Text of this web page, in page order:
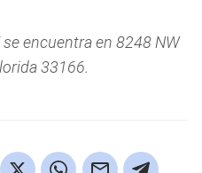
encuentra en 8248 NW
33166.